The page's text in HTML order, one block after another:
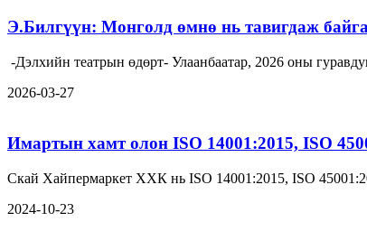
Э.Билгүүн: Монголд өмнө нь тавигдаж
-Дэлхийн театрын өдөрт- Улаанбаатар, 2026 оны
2026-03-27
Имартын хамт олон ISO 14001:2015, ISO
Скай Хайпермаркет ХХК нь ISO 14001:2015, ISO
2024-10-23